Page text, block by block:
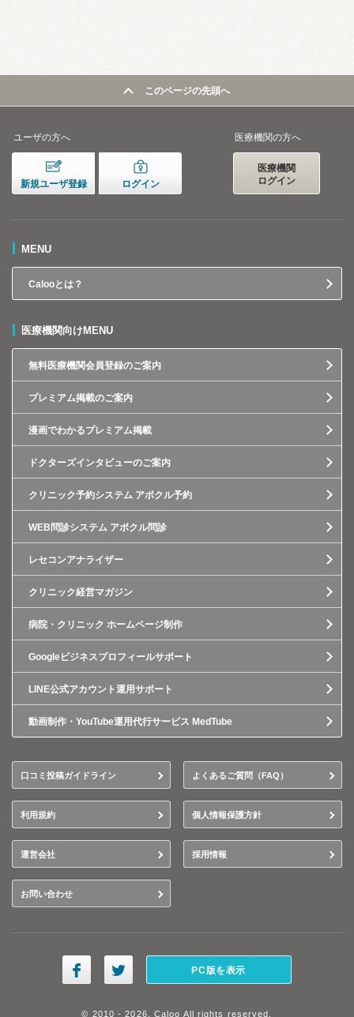
このページの先頭へ
ユーザの方へ
新規ユーザ登録 ログイン
医療機関の方へ
医療機関
ログイン
MENU
Calooとは？
医療機関向けMENU
無料医療機関会員登録のご案内
プレミアム掲載のご案内
漫画でわかるプレミアム掲載
ドクターズインタビューのご案内
クリニック予約システム アポクル予約
WEB問診システム アポクル問診
レセコンアナライザー
クリニック経営マガジン
病院・クリニック ホームページ制作
Googleビジネスプロフィールサポート
LINE公式アカウント運用サポート
動画制作・YouTube運用代行サービス MedTube
口コミ投稿ガイドライン よくあるご質問（FAQ）
利用規約 個人情報保護方針
運営会社 採用情報
お問い合わせ
PC版を表示
© 2010 - 2026, Caloo All rights reserved.